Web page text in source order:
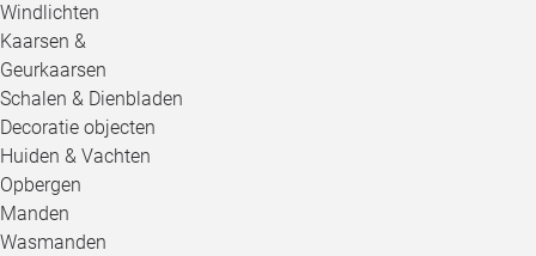
Windlichten
Kaarsen &
Geurkaarsen
Schalen & Dienbladen
Decoratie objecten
Huiden & Vachten
Opbergen
Manden
Wasmanden